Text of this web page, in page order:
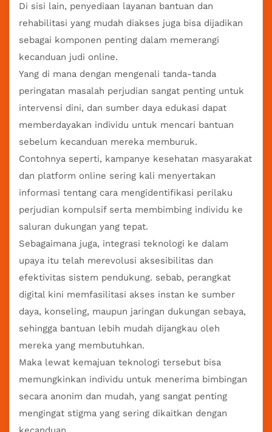
Di sisi lain, penyediaan layanan bantuan dan
rehabilitasi yang mudah diakses juga bisa dijadikan
sebagai komponen penting dalam memerangi
kecanduan judi online.
Yang di mana dengan mengenali tanda-tanda
peringatan masalah perjudian sangat penting untuk
intervensi dini, dan sumber daya edukasi dapat
memberdayakan individu untuk mencari bantuan
sebelum kecanduan mereka memburuk.
Contohnya seperti, kampanye kesehatan masyarakat
dan platform online sering kali menyertakan
informasi tentang cara mengidentifikasi perilaku
perjudian kompulsif serta membimbing individu ke
saluran dukungan yang tepat.
Sebagaimana juga, integrasi teknologi ke dalam
upaya itu telah merevolusi aksesibilitas dan
efektivitas sistem pendukung. sebab, perangkat
digital kini memfasilitasi akses instan ke sumber
daya, konseling, maupun jaringan dukungan sebaya,
sehingga bantuan lebih mudah dijangkau oleh
mereka yang membutuhkan.
Maka lewat kemajuan teknologi tersebut bisa
memungkinkan individu untuk menerima bimbingan
secara anonim dan mudah, yang sangat penting
mengingat stigma yang sering dikaitkan dengan